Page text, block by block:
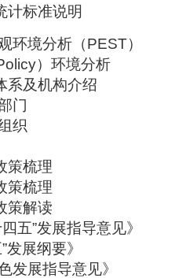
计标准说明
环境分析（PEST）
）环境分析
系及机构介绍
门
织
策梳理
策梳理
策解读
五”发展指导意见》
发展纲要》
发展指导意见》